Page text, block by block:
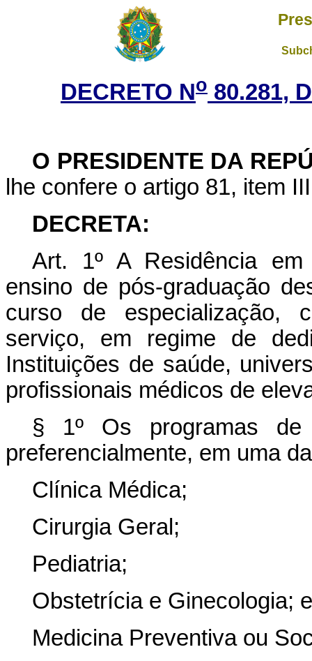
DECRETO No 80.281,
O PRESIDENTE DA
lhe confere o artigo 81, item
DECRETA:
Art. 1º A Residência
ensino de pós-graduação
curso de especialização,
serviço, em regime de
Instituições de saúde,
profissionais médicos de
§ 1º Os programas de
preferencialmente, em uma
Clínica Médica;
Cirurgia Geral;
Pediatria;
Obstetrícia e Ginecologia; e
Medicina Preventiva ou